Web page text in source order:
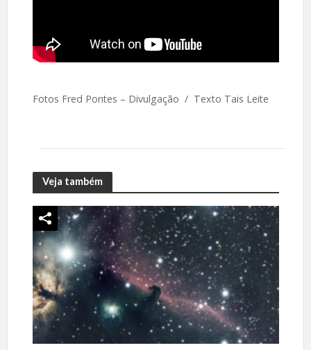
Fotos Fred Pontes – Divulgação / Texto Tais Leite
Veja também